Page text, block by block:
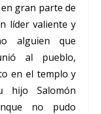
gran parte de
líder valiente y
alguien que
al pueblo,
en el templo y
hijo Salomón
no pudo